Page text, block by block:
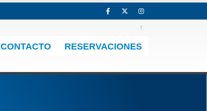
CONTACTO RESERVACIONES